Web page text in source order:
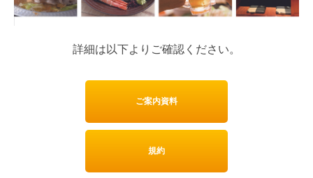
詳細は以下よりご確認ください。
ご案内資料
規約